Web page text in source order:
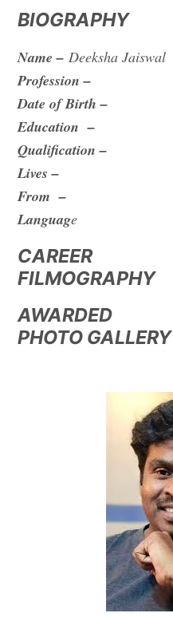
BIOGRAPHY
Name –Deeksha Jaiswal
Profession –
Date of Birth –
Education –
Qualification –
Lives –
From –
Language
CAREER
FILMOGRAPHY
AWARDED
PHOTO GALLERY